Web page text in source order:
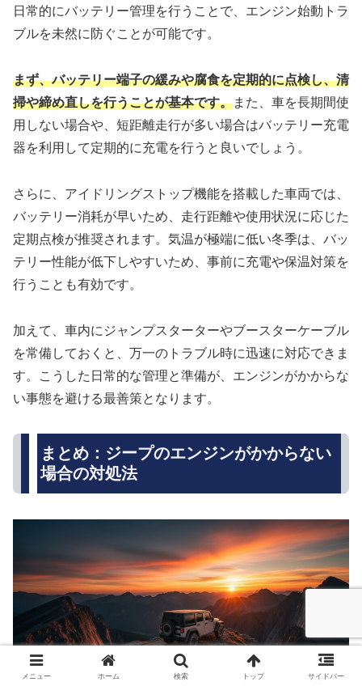
日常的にバッテリー管理を行うことで、エンジン始動トラ
ブルを未然に防ぐことが可能です。
まず、バッテリー端子の緩みや腐食を定期的に点検し、清
掃や締め直しを行うことが基本です。また、車を長期間使
用しない場合や、短距離走行が多い場合はバッテリー充電
器を利用して定期的に充電を行うと良いでしょう。
さらに、アイドリングストップ機能を搭載した車両では、
バッテリー消耗が早いため、走行距離や使用状況に応じた
定期点検が推奨されます。気温が極端に低い冬季は、バッ
テリー性能が低下しやすいため、事前に充電や保温対策を
行うことも有効です。
加えて、車内にジャンプスターターやブースターケーブル
を常備しておくと、万一のトラブル時に迅速に対応できま
す。こうした日常的な管理と準備が、エンジンがかからな
い事態を避ける最善策となります。
まとめ：ジープのエンジンがかからない
場合の対処法
メニュー ホーム 検索 トップ サイドバー